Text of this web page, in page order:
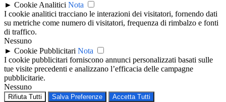
► Cookie Analitici Nota
I cookie analitici tracciano le interazioni dei visitatori, fornendo dati
su metriche come numero di visitatori, frequenza di rimbalzo e fonti
di traffico.
Nessuno
► Cookie Pubblicitari Nota
I cookie pubblicitari forniscono annunci personalizzati basati sulle
tue visite precedenti e analizzano l’efficacia delle campagne
pubblicitarie.
Nessuno
Rifiuta Tutti Salva Preferenze Accetta Tutti